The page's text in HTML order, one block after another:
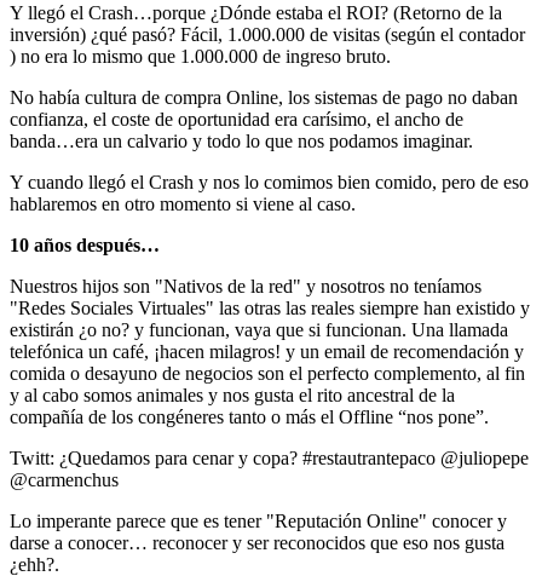
Y llegó el Crash…porque ¿Dónde estaba el ROI? (Retorno de la
inversión) ¿qué pasó? Fácil, 1.000.000 de visitas (según el contador
) no era lo mismo que 1.000.000 de ingreso bruto.
No había cultura de compra Online, los sistemas de pago no daban
confianza, el coste de oportunidad era carísimo, el ancho de
banda…era un calvario y todo lo que nos podamos imaginar.
Y cuando llegó el Crash y nos lo comimos bien comido, pero de eso
hablaremos en otro momento si viene al caso.
10 años después…
Nuestros hijos son "Nativos de la red" y nosotros no teníamos
"Redes Sociales Virtuales" las otras las reales siempre han existido y
existirán ¿o no? y funcionan, vaya que si funcionan. Una llamada
telefónica un café, ¡hacen milagros! y un email de recomendación y
comida o desayuno de negocios son el perfecto complemento, al fin
y al cabo somos animales y nos gusta el rito ancestral de la
compañía de los congéneres tanto o más el Offline “nos pone”.
Twitt: ¿Quedamos para cenar y copa? #restautrantepaco @juliopepe
@carmenchus
Lo imperante parece que es tener "Reputación Online" conocer y
darse a conocer… reconocer y ser reconocidos que eso nos gusta
¿ehh?.